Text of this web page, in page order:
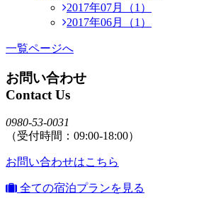
2017年07月（1）
2017年06月（1）
一覧ページへ
お問い合わせ
Contact Us
0980-53-0031
（受付時間：09:00-18:00）
お問い合わせはこちら
全ての宿泊プランを見る